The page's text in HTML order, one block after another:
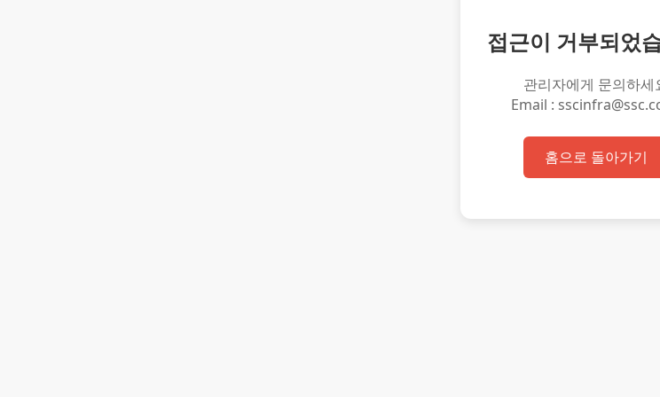
접근이 거부되었
관리자에게 문의하세
Email :
홈으로 돌아가기